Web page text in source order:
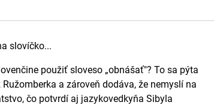
slovíčko...
použiť sloveso „obnášať"? To sa pýta
Ružomberka a zároveň dodáva, že nemyslí na
čo potvrdí aj jazykovedkyňa Sibyla